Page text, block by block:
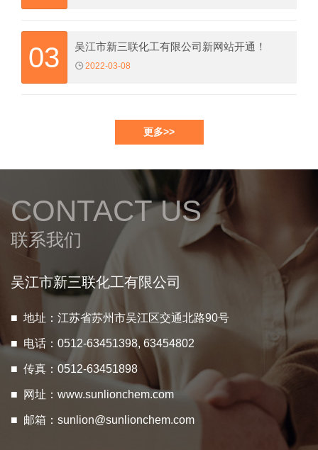
03 吴江市新三联化工有限公司新网站开通！
2022-03-08
更多>>
CONTACT US
联系我们
吴江市新三联化工有限公司
■ 地址：江苏省苏州市吴江区交通北路90号
■ 电话：0512-63451398, 63454802
■ 传真：0512-63451898
■ 网址： www.sunlionchem.com
■ 邮箱： sunlion@sunlionchem.com